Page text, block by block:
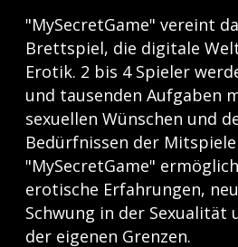
"MySecretGame" vereint
Brettspiel, die digitale
Erotik. 2 bis 4 Spieler
und tausenden Aufgaben
sexuellen Wünschen und
Bedürfnissen der
"MySecretGame"
erotische Erfahrungen,
Schwung in der Sexualität
der eigenen Grenzen.